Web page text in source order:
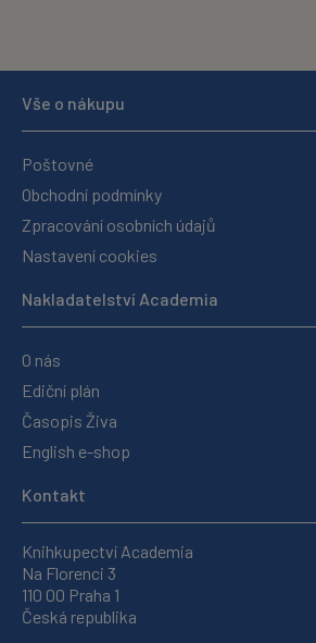
Vše o nákupu
Poštovné
Obchodní podmínky
Zpracování osobních údajů
Nastavení cookies
Nakladatelství Academia
O nás
Ediční plán
Časopis Živa
English e-shop
Kontakt
Knihkupectví Academia
Na Florenci 3
110 00 Praha 1
Česká republika